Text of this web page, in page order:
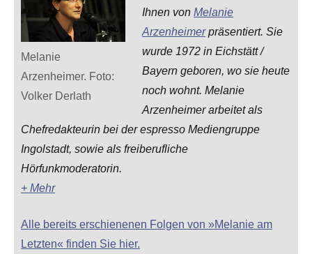
Melanie
Arzenheimer. Foto:
Volker Derlath
Ihnen von Melanie
Arzenheimerpräsentiert. Sie
wurde 1972 in Eichstätt /
Bayern geboren, wo sie heute
noch wohnt. Melanie
Arzenheimer arbeitet als
Chefredakteurin bei der espresso Mediengruppe
Ingolstadt, sowie als freiberufliche
Hörfunkmoderatorin.
+ Mehr
Alle bereits erschienenen Folgen von »Melanie am
Letzten« finden Sie hier.